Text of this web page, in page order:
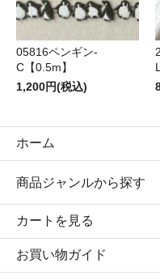
05816ペンギン-
C【0.5m】
1,200円(税込)
ホーム
商品ジャンルから探す
カートを見る
お買い物ガイド